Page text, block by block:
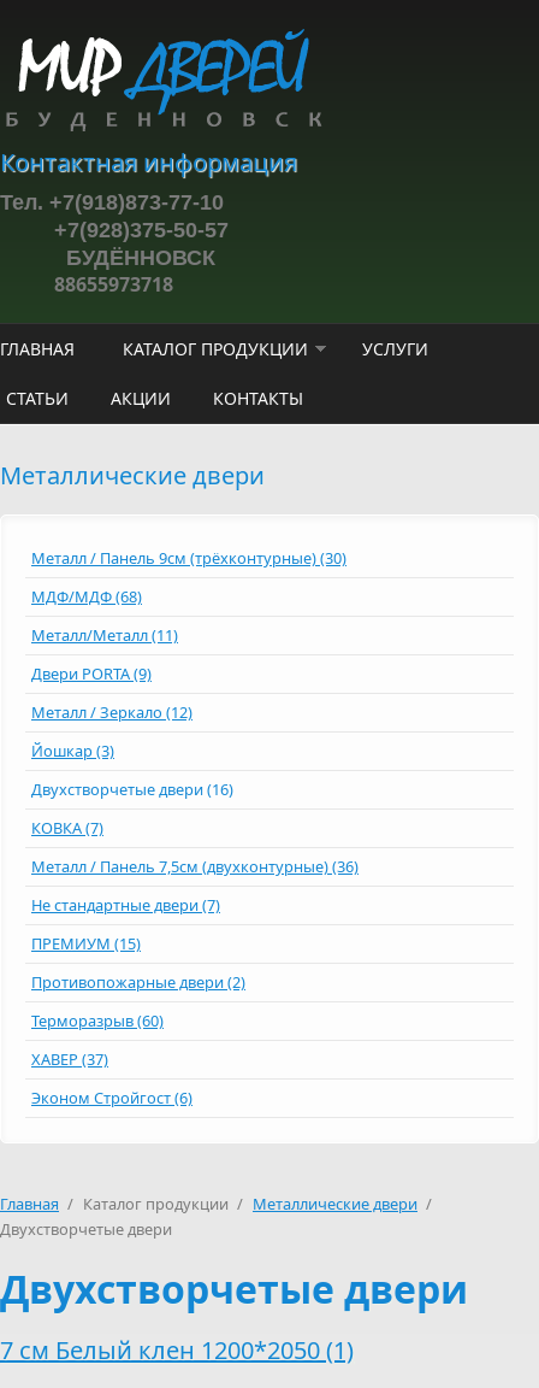
Контактная информация
Тел. +7(918)873-77-10
+7(928)375-50-57
БУДЁННОВСК
88655973718
ГЛАВНАЯ КАТАЛОГ ПРОДУКЦИИ УСЛУГИ
СТАТЬИ АКЦИИ КОНТАКТЫ
Металлические двери
Металл / Панель 9см (трёхконтурные) (30)
МДФ/МДФ (68)
Металл/Металл (11)
Двери PORTA (9)
Металл / Зеркало (12)
Йошкар (3)
Двухстворчетые двери (16)
КОВКА (7)
Металл / Панель 7,5см (двухконтурные) (36)
Не стандартные двери (7)
ПРЕМИУМ (15)
Противопожарные двери (2)
Терморазрыв (60)
ХАВЕР (37)
Эконом Стройгост (6)
Главная / Каталог продукции / Металлические двери /
Двухстворчетые двери
Двухстворчетые двери
7 см Белый клен 1200*2050 (1)